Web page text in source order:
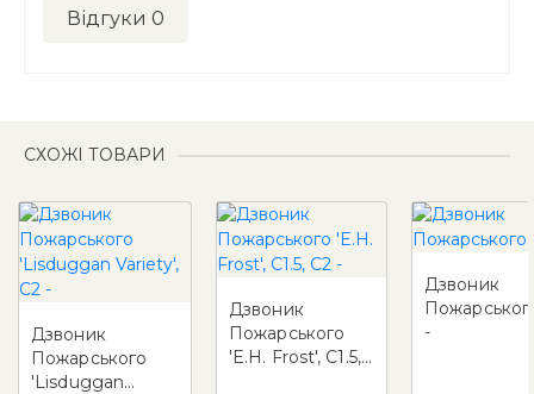
Відгуки 0
СХОЖІ ТОВАРИ
Дзвоник
Пожарського
'Lisduggan
Дзвоник
Пожарського
'E.H. Frost', C1.5,
Дзвоник
-